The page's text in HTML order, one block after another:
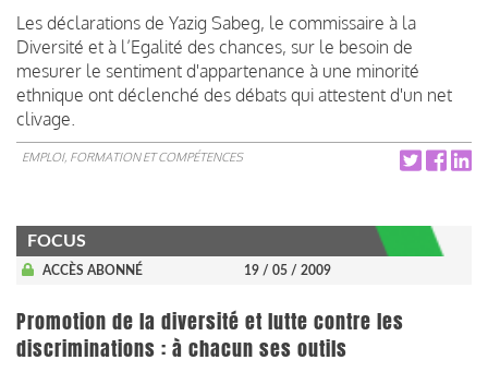
Les déclarations de Yazig Sabeg, le commissaire à la
Diversité et à l’Egalité des chances, sur le besoin de
mesurer le sentiment d'appartenance à une minorité
ethnique ont déclenché des débats qui attestent d'un net
clivage.
EMPLOI, FORMATION ET COMPÉTENCES
FOCUS
ACCÈS ABONNÉ 19 / 05 / 2009
Promotion de la diversité et lutte contre les
discriminations : à chacun ses outils